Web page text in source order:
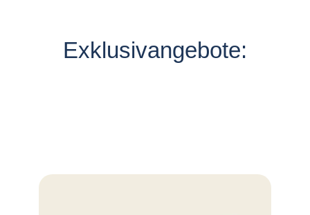
Exklusivangebote: